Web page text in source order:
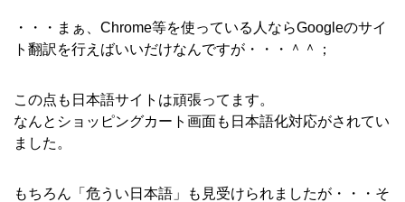
・・・まぁ、Chrome等を使っている人ならGoogleのサイ
ト翻訳を行えばいいだけなんですが・・・＾＾；
この点も日本語サイトは頑張ってます。
なんとショッピングカート画面も日本語化対応がされてい
ました。
もちろん「危うい日本語」も見受けられましたが・・・そ